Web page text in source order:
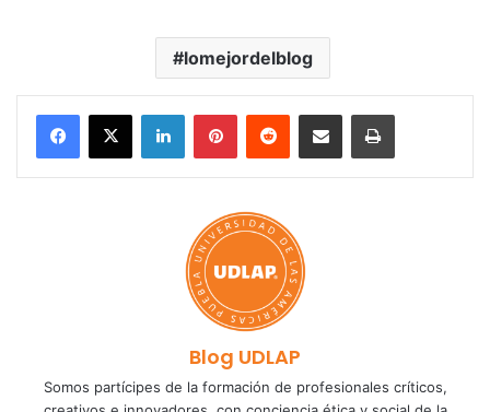
lomejordelblog
LinkedInPinterestReddit Share via Email Print
Blog UDLAP
Somos partícipes de la formación de profesionales críticos,